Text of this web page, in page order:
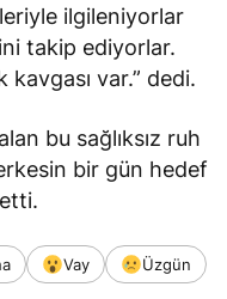
ilgileniyorlar
takip ediyorlar.
var.” dedi.
bu sağlıksız ruh
bir gün hedef
.
Vay
Üzgün